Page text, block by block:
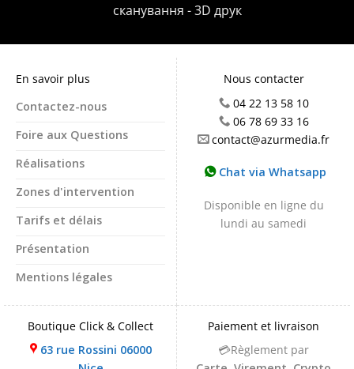
сканування - 3D друк
En savoir plus
Contactez-nous
Foire aux Questions
Réalisations
Zones d'intervention
Tarifs et délais
Présentation
Mentions légales
Nous contacter
04 22 13 58 10
06 78 69 33 16
contact@azurmedia.fr
Chat via Whatsapp
Disponible en ligne du
lundi au samedi
Boutique Click & Collect
63 rue Rossini 06000
Paiement et livraison
💳Règlement par